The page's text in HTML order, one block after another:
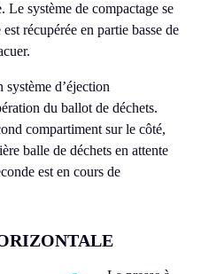
Le système de compactage se
récupérée en partie basse de
système d’éjection
du ballot de déchets.
compartiment sur le côté,
balle de déchets en attente
est en cours de